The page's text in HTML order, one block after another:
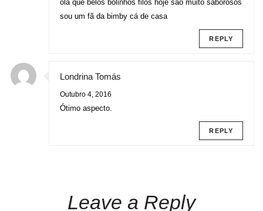
olá que belos bolinhos filos hoje são muito saborosos
sou um fã da bimby cá de casa
REPLY
Londrina Tomás
Outubro 4, 2016
Ótimo aspecto.
REPLY
Leave a Reply